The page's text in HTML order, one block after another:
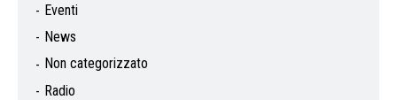
Eventi
News
Non categorizzato
Radio